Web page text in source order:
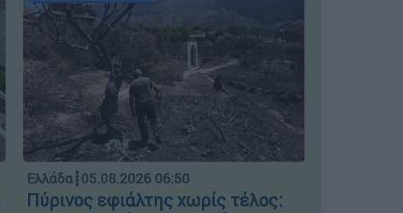
Ελλάδα┋05.08.2026 06:50
Πύρινος εφιάλτης χωρίς τέλος: